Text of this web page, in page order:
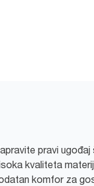
pravi
kvaliteta
komfor za